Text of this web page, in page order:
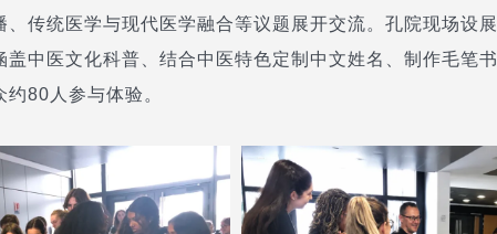
、传统医学与现代医学融合等议题展开交流。孔院现场设
盖中医文化科普、结合中医特色定制中文姓名、制作毛笔
80人参与体验。